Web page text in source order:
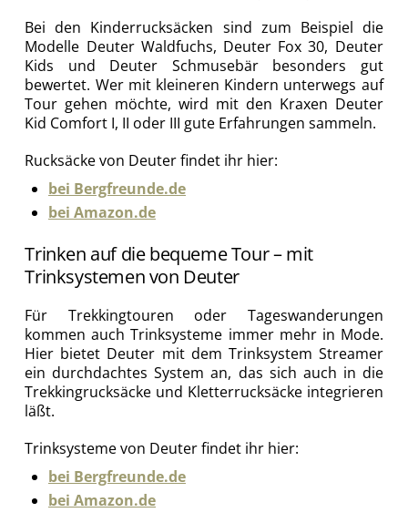
Bei den Kinderrucksäcken sind zum Beispiel die
Modelle Deuter Waldfuchs, Deuter Fox 30, Deuter
Kids und Deuter Schmusebär besonders gut
bewertet. Wer mit kleineren Kindern unterwegs auf
Tour gehen möchte, wird mit den Kraxen Deuter
Kid Comfort I, II oder III gute Erfahrungen sammeln.
Rucksäcke von Deuter findet ihr hier:
bei Bergfreunde.de
bei Amazon.de
Trinken auf die bequeme Tour – mit
Trinksystemen von Deuter
Für Trekkingtouren oder Tageswanderungen
kommen auch Trinksysteme immer mehr in Mode.
Hier bietet Deuter mit dem Trinksystem Streamer
ein durchdachtes System an, das sich auch in die
Trekkingrucksäcke und Kletterrucksäcke integrieren
läßt.
Trinksysteme von Deuter findet ihr hier:
bei Bergfreunde.de
bei Amazon.de